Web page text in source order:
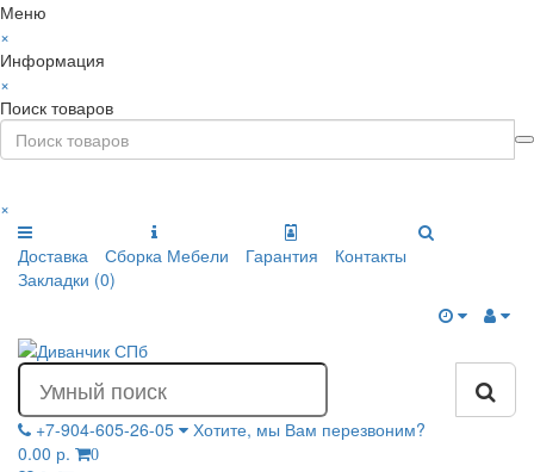
Меню
×
Информация
×
Поиск товаров
×
Доставка
Сборка Мебели Гарантия
Контакты
Закладки (0)
+7-904-605-26-05
Хотите, мы Вам перезвоним?
0.00 р.
0